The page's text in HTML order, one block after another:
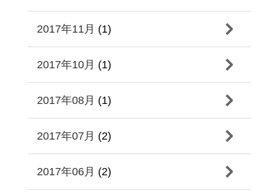
2017年11月 (1)
2017年10月 (1)
2017年08月 (1)
2017年07月 (2)
2017年06月 (2)